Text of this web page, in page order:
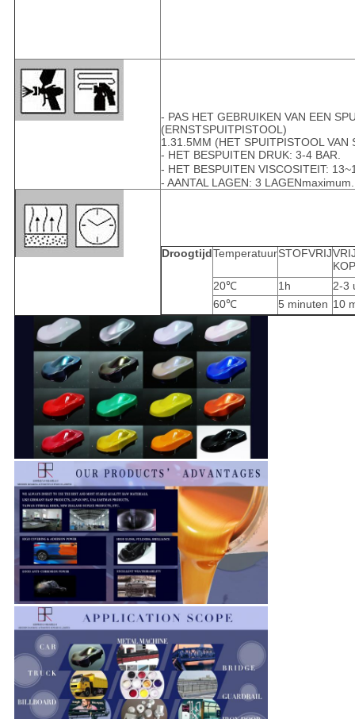
- PAS HET GEBRUIKEN VAN EEN
(ERNSTSPUITPISTOOL)
1.31.5MM (HET SPUITPISTOOL VAN
- HET BESPUITEN DRUK: 3-4 BAR.
- HET BESPUITEN VISCOSITEIT:
- AANTAL LAGEN: 3 LAGENmaximum.
DroogtijdTemperatuurSTOFVRIJ
20℃
1h
2-3
60℃
5 minuten 10